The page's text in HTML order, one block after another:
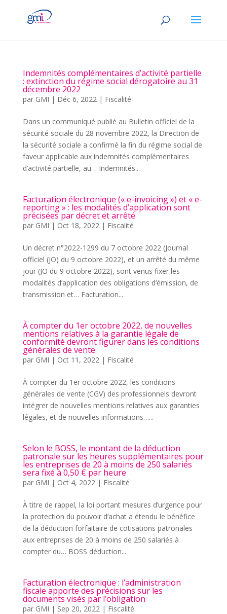
Indemnités complémentaires d’activité partielle
: extinction du régime social dérogatoire au 31
décembre 2022
par GMI | Déc 6, 2022| Fiscalité
Dans un communiqué publié au Bulletin officiel de la
sécurité sociale du 28 novembre 2022, la Direction de
la sécurité sociale a confirmé la fin du régime social de
faveur applicable aux indemnités complémentaires
d’activité partielle, au… Indemnités...
Facturation électronique (« e-invoicing ») et « e-
reporting » : les modalités d’application sont
précisées par décret et arrêté
par GMI | Oct 18, 2022| Fiscalité
Un décret n°2022-1299 du 7 octobre 2022 (Journal
officiel (JO) du 9 octobre 2022), et un arrêté du même
jour (JO du 9 octobre 2022), sont venus fixer les
modalités d’application des obligations d’émission, de
transmission et… Facturation...
À compter du 1er octobre 2022, de nouvelles
mentions relatives à la garantie légale de
conformité devront figurer dans les conditions
générales de vente
par GMI | Oct 11, 2022| Fiscalité
À compter du 1er octobre 2022, les conditions
générales de vente (CGV) des professionnels devront
intégrer de nouvelles mentions relatives aux garanties
légales, et de nouvelles informations…...
Selon le BOSS, le montant de la déduction
patronale sur les heures supplémentaires pour
les entreprises de 20 à moins de 250 salariés
sera fixé à 0,50 € par heure
par GMI | Oct 4, 2022| Fiscalité
À titre de rappel, la loi portant mesures d’urgence pour
la protection du pouvoir d’achat a étendu le bénéfice
de la déduction forfaitaire de cotisations patronales
aux entreprises de 20 à moins de 250 salariés à
compter du… BOSS déduction...
Facturation électronique : l’administration
fiscale apporte des précisions sur les
documents visés par l’obligation
par GMI | Sep 20, 2022| Fiscalité